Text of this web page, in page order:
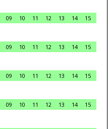
09 10 11 12 13 14
15
09 10 11 12 13 14
15
09 10 11 12 13 14
15
09 10 11 12 13 14
15